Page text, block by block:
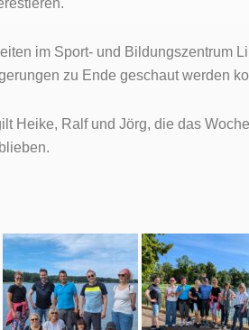
im Sport- und Bildungszentrum
zu Ende geschaut werden
Heike, Ralf und Jörg, die das